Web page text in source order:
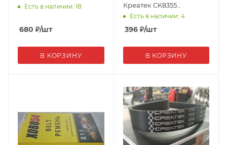
Есть в наличии: 18
680 ₽/шт
В КОРЗИНУ
Креатек CK8355
VG1200090067-10*825
Есть в наличии: 4
396₽/шт
В КОРЗИНУ